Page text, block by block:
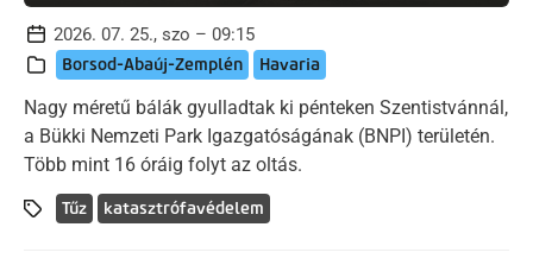
2026. 07. 25., szo – 09:15
Borsod-Abaúj-Zemplén Havaria
Nagy méretű bálák gyulladtak ki pénteken Szentistvánnál,
a Bükki Nemzeti Park Igazgatóságának (BNPI) területén.
Több mint 16 óráig folyt az oltás.
Tűz katasztrófavédelem